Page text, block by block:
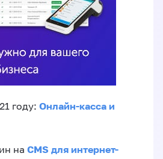
году: Онлайн-касса и
на CMS для интернет-